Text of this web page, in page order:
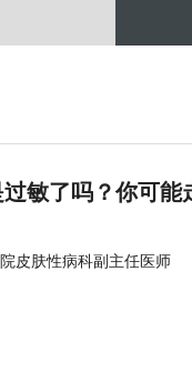
过敏了吗？你可
皮肤性病科副主任医师